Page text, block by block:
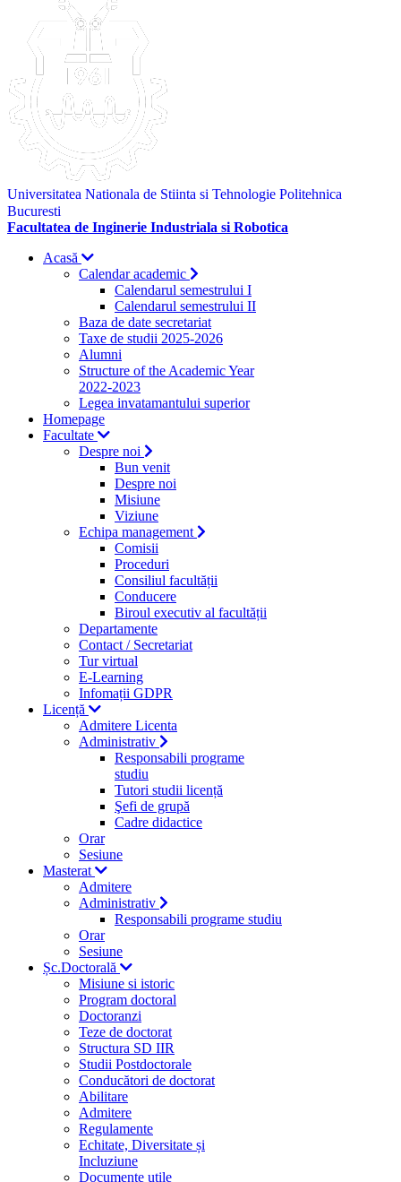
Universitatea Nationala de Stiinta si Tehnologie Politehnica
Bucuresti
Facultatea de Inginerie Industriala si Robotica
Acasă
Calendar academic
Calendarul semestrului I
Calendarul semestrului II
Baza de date secretariat
Taxe de studii 2025-2026
Alumni
Structure of the Academic Year
2022-2023
Legea invatamantului superior
Homepage
Facultate
Despre noi
Bun venit
Despre noi
Misiune
Viziune
Echipa management
Comisii
Proceduri
Consiliul facultății
Conducere
Biroul executiv al facultății
Departamente
Contact / Secretariat
Tur virtual
E-Learning
Infomații GDPR
Licență
Admitere Licenta
Administrativ
Responsabili programe
studiu
Tutori studii licență
Şefi de grupă
Cadre didactice
Orar
Sesiune
Masterat
Admitere
Administrativ
Responsabili programe studiu
Orar
Sesiune
Șc.Doctorală
Misiune si istoric
Program doctoral
Doctoranzi
Teze de doctorat
Structura SD IIR
Studii Postdoctorale
Conducători de doctorat
Abilitare
Admitere
Regulamente
Echitate, Diversitate și
Incluziune
Documente utile